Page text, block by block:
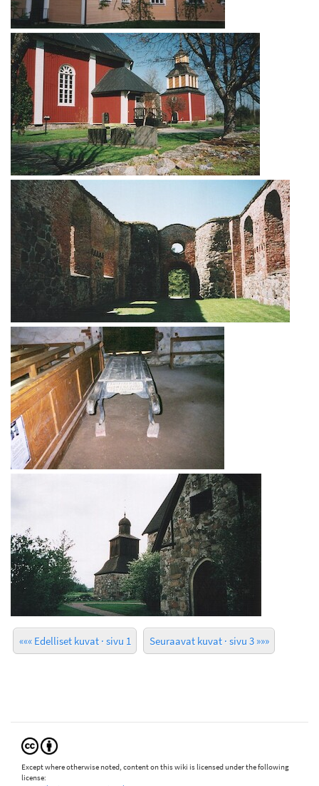
««« Edelliset kuvat · sivu 1 Seuraavat kuvat · sivu 3 »»»
Except where otherwise noted, content on this wiki is licensed under the following
license: